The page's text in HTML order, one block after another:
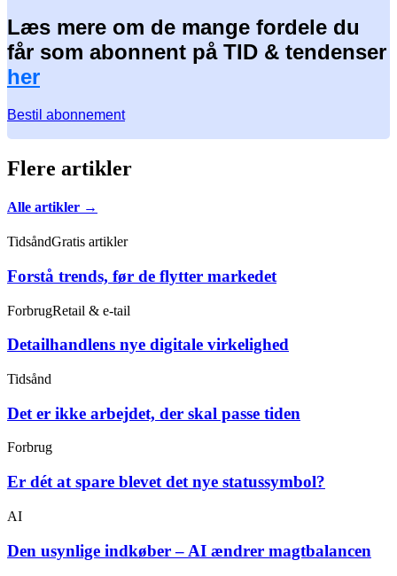
Læs mere om de mange fordele du
får som abonnent på TID & tendenser
her
Bestil abonnement
Flere artikler
Alle artikler →
TidsåndGratis artikler
Forstå trends, før de flytter markedet
ForbrugRetail & e-tail
Detailhandlens nye digitale virkelighed
Tidsånd
Det er ikke arbejdet, der skal passe tiden
Forbrug
Er dét at spare blevet det nye statussymbol?
AI
Den usynlige indkøber – AI ændrer magtbalancen